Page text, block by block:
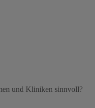
und Kliniken sinnvoll?